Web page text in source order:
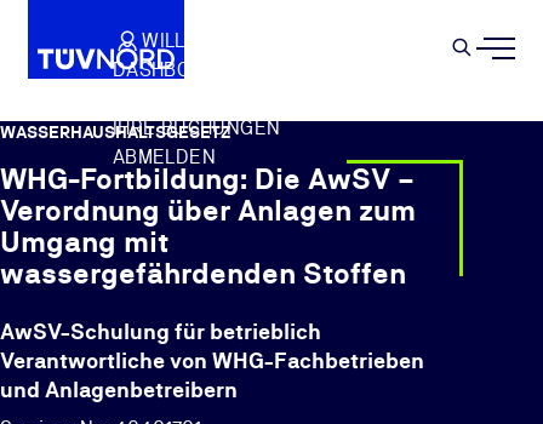
Springe zum Hauptinhalt
WILLKOMMEN
DASHBOARD
IHRE BUCHUNGEN
ABMELDEN
WASSERHAUSHALTSGESETZ
WHG-Fortbildung: Die AwSV –
Verordnung über Anlagen zum
Umgang mit
wassergefährdenden Stoffen
AwSV-Schulung für betrieblich
Verantwortliche von WHG-Fachbetrieben
und Anlagenbetreibern